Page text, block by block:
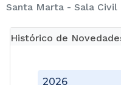
Santa Marta - Sala Civil
Histórico de
2026